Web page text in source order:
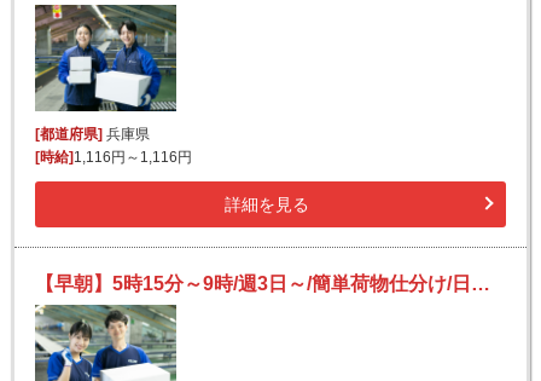
[都道府県]兵庫県
[時給]1,116円～1,116円
詳細を見る
【早朝】5時15分～9時/週3日～/簡単荷物仕分け/日払い可(規定有)/副業歓迎